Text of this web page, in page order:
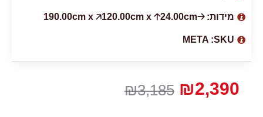
₪3,185 ₪2,390
מידות: 🡢190.00cm x 🡥120.00cm x 🡡24.00cm
SKU:
META